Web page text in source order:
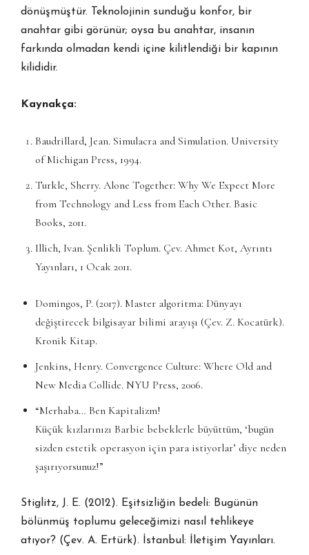
dönüşmüştür. Teknolojinin sunduğu konfor, bir
anahtar gibi görünür; oysa bu anahtar, insanın
farkında olmadan kendi içine kilitlendiği bir kapının
kilididir.
Kaynakça:
Baudrillard, Jean. Simulacra and Simulation. University
of Michigan Press, 1994.
Turkle, Sherry. Alone Together: Why We Expect More
from Technology and Less from Each Other. Basic
Books, 2011.
Illich, Ivan. Şenlikli Toplum. Çev. Ahmet Kot, Ayrıntı
Yayınları, 1 Ocak 2011.
Domingos, P. (2017). Master algoritma: Dünyayı
değiştirecek bilgisayar bilimi arayışı (Çev. Z. Kocatürk).
Kronik Kitap.
Jenkins, Henry. Convergence Culture: Where Old and
New Media Collide. NYU Press, 2006.
“Merhaba… Ben Kapitalizm!
Küçük kızlarınızı Barbie bebeklerle büyüttüm, ‘bugün
sizden estetik operasyon için para istiyorlar’ diye neden
şaşırıyorsunuz!”
Stiglitz, J. E. (2012). Eşitsizliğin bedeli: Bugünün
bölünmüş toplumu geleceğimizi nasıl tehlikeye
atıyor? (Çev. A. Ertürk). İstanbul: İletişim Yayınları.